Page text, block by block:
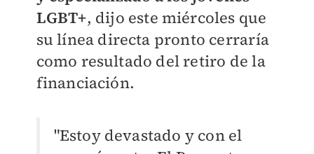
LGBT+, dijo este miércoles que
su línea directa pronto cerraría
como resultado del retiro de la
financiación.
"Estoy devastado y con el